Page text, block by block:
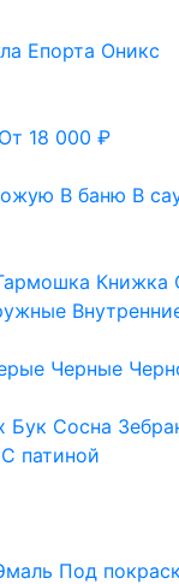
Епорта Оникс
От 18 000 ₽
В баню В
Книжка
Черные
Бук Сосна
С патиной
Под